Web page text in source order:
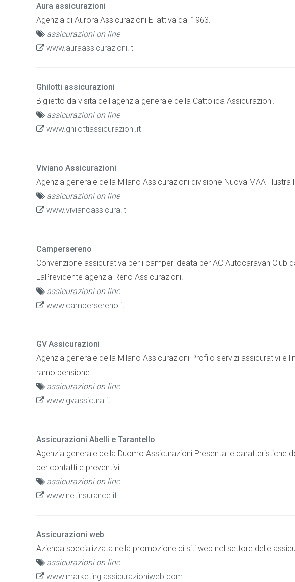
Aura assicurazioni
Agenzia di Aurora Assicurazioni E' attiva dal 1963.
assicurazioni on line
www.auraassicurazioni.it
Ghilotti assicurazioni
Biglietto da visita dell'agenzia generale della Cattolica Assicurazioni.
assicurazioni on line
www.ghilottiassicurazioni.it
Viviano Assicurazioni
Agenzia generale della Milano Assicurazioni divisione Nuova MAA
assicurazioni on line
www.vivianoassicura.it
Campersereno
Convenzione assicurativa per i camper ideata per AC Autocaravan Club
LaPrevidente agenzia Reno Assicurazioni.
assicurazioni on line
www.campersereno.it
GV Assicurazioni
Agenzia generale della Milano Assicurazioni Profilo servizi assicurativi e
ramo pensione .
assicurazioni on line
www.gvassicura.it
Assicurazioni Abelli e Tarantello
Agenzia generale della Duomo Assicurazioni Presenta le caratteristiche
per contatti e preventivi.
assicurazioni on line
www.netinsurance.it
Assicurazioni web
Azienda specializzata nella promozione di siti web nel settore delle
assicurazioni on line
www.marketing.assicurazioniweb.com